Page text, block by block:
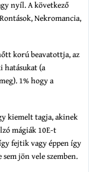
nyíl. A következő
Nekromancia,
korú beavatottja, az
hatásukat (a
1% hogy a
kiemelt tagja, akinek
mágiák 10E-t
fejtik vagy éppen így
jön vele szemben.